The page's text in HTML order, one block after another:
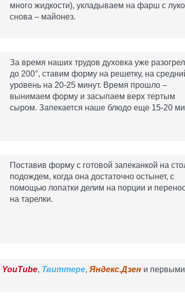
много жидкости), укладываем на фарш с
снова – майонез.
За время наших трудов духовка уже
до 200°, ставим форму на решетку, на
уровень на 20-25 минут. Время прошло –
вынимаем форму и засыпаем верх тертым
сыром. Запекается наше блюдо еще 15-20
Поставив форму с готовой запеканкой на
подождем, когда она достаточно остынет, с
помощью лопатки делим на порции и
на тарелки.
YouTube, Твиттере, Яндекс.Дзен и первыми